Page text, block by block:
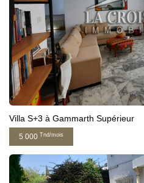
Villa S+3 à Gammarth Supérieur
5 000 Tnd/mois